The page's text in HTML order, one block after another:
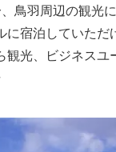
鳥羽周辺の観光
に宿泊していただ
観光、ビジネスユ